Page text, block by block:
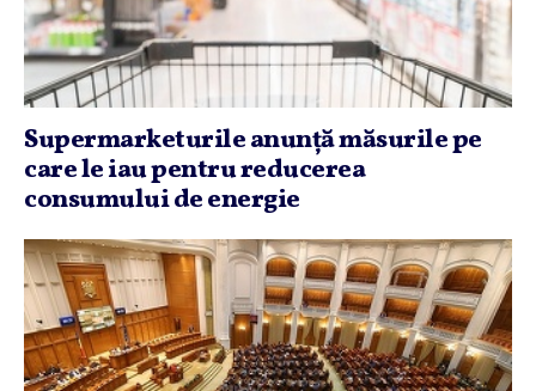
Supermarketurile anunţă măsurile pe
care le iau pentru reducerea
consumului de energie